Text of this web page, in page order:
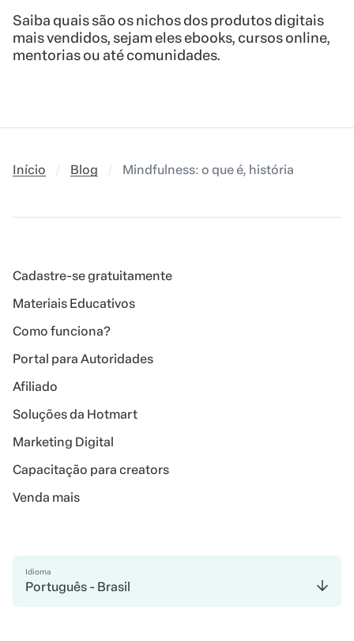
Saiba quais são os nichos dos produtos digitais
mais vendidos, sejam eles ebooks, cursos online,
mentorias ou até comunidades.
Início Blog Mindfulness: o que é, história e
Cadastre-se gratuitamente
Materiais Educativos
Como funciona?
Portal para Autoridades
Afiliado
Soluções da Hotmart
Marketing Digital
Capacitação para creators
Venda mais
Idioma
Português - Brasil